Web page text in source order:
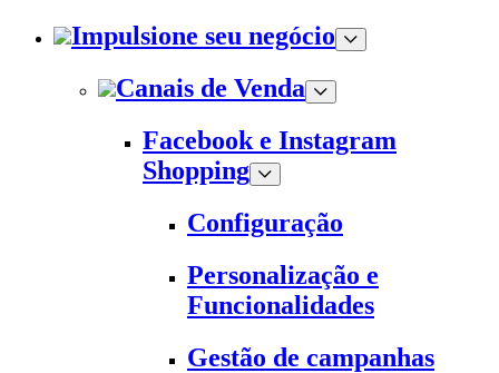
Impulsione seu negócio
Canais de Venda
Facebook e Instagram
Shopping
Configuração
Personalização e
Funcionalidades
Gestão de campanhas